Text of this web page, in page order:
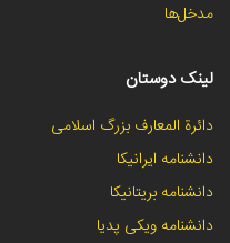
مدخل‌ها
لینک دوستان
دائرة المعارف بزرگ اسلامی
دانشنامه ایرانیکا
دانشنامه بریتانیکا
دانشنامه ویکی پدیا